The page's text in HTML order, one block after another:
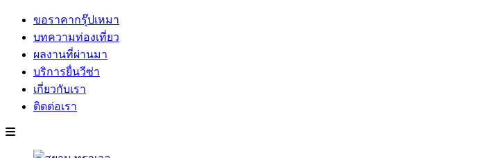
ขอราคากรุ๊ปเหมา
บทความท่องเที่ยว
ผลงานที่ผ่านมา
บริการยื่นวีซ่า
เกี่ยวกับเรา
ติดต่อเรา